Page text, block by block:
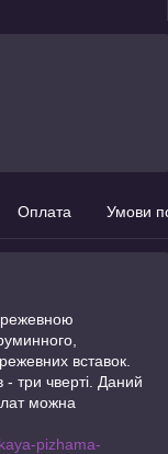
Оплата Умови
вставок.
три чверті. Даний
можна
pizhama-